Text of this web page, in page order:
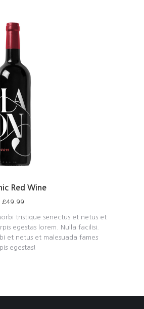
Red Wine
£49.99
tristique senectus et netus et
egestas lorem. Nulla facilisi.
et netus et malesuada fames
egestas!